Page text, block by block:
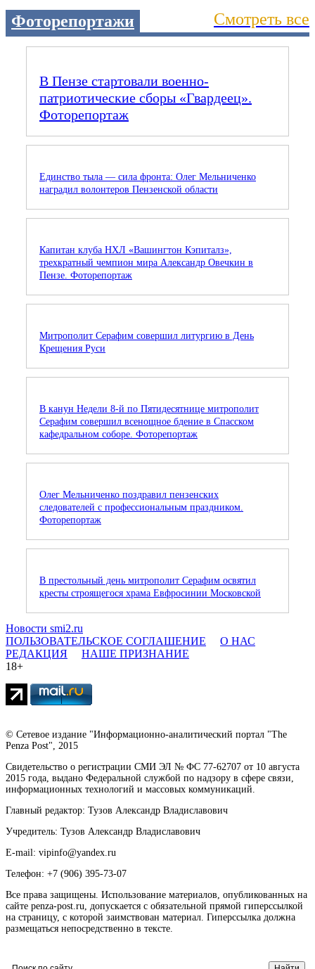
Фоторепортажи Смотреть все
В Пензе стартовали военно-
патриотические сборы «Гвардеец».
Фоторепортаж
Единство тыла — сила фронта: Олег Мельниченко
наградил волонтеров Пензенской области
Капитан клуба НХЛ «Вашингтон Кэпиталз»,
трехкратный чемпион мира Александр Овечкин в
Пензе. Фоторепортаж
Митрополит Серафим совершил литургию в День
Крещения Руси
В канун Недели 8-й по Пятидесятнице митрополит
Серафим совершил всенощное бдение в Спасском
кафедральном соборе. Фоторепортаж
Олег Мельниченко поздравил пензенских
следователей с профессиональным праздником.
Фоторепортаж
В престольный день митрополит Серафим освятил
кресты строящегося храма Евфросинии Московской
Новости smi2.ru
ПОЛЬЗОВАТЕЛЬСКОЕ СОГЛАШЕНИЕ
О НАС
РЕДАКЦИЯ
НАШЕ ПРИЗНАНИЕ
18+
© Сетевое издание "Информационно-аналитический портал "The
Penza Post", 2015
Свидетельство о регистрации СМИ ЭЛ № ФС 77-62707 от 10 августа
2015 года, выдано Федеральной службой по надзору в сфере связи,
информационных технологий и массовых коммуникаций.
Главный редактор: Тузов Александр Владиславович
Учредитель: Тузов Александр Владиславович
E-mail: vipinfo@yandex.ru
Телефон: +7 (906) 395-73-07
Все права защищены. Использование материалов, опубликованных на
сайте penza-post.ru, допускается с обязательной прямой гиперссылкой
на страницу, с которой заимствован материал. Гиперссылка должна
размещаться непосредственно в тексте.